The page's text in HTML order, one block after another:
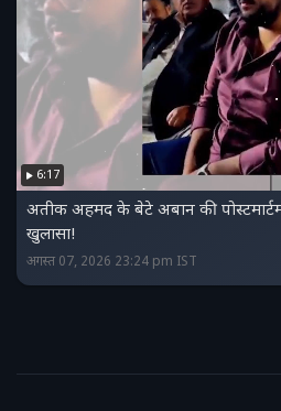
6:17
अतीक अहमद के बेटे अबान की पोस्टमार्टम
खुलासा!
अगस्त 07, 2026 23:24 pm IST